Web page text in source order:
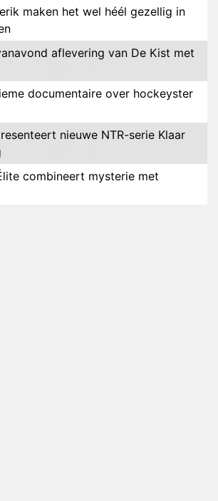
maken het wel héél gezellig in
aflevering van De Kist met
documentaire over hockeyster
nieuwe NTR-serie Klaar
combineert mysterie met